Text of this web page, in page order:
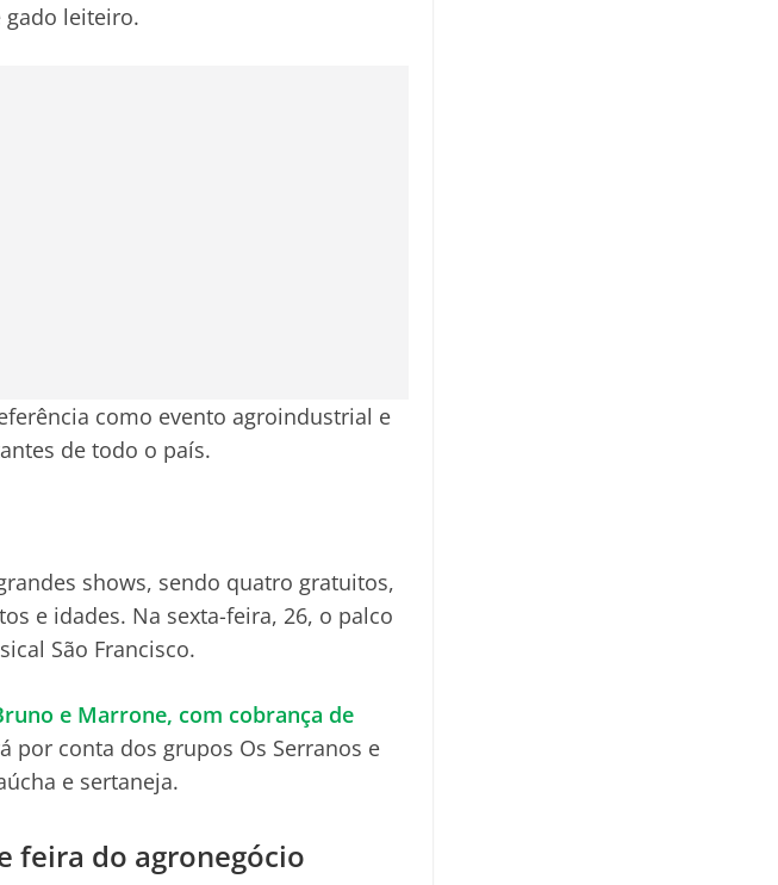
gado leiteiro.
como evento agroindustrial e
de todo o país.
shows, sendo quatro gratuitos,
e idades. Na sexta-feira, 26, o palco
São Francisco.
e Marrone, com cobrança de
por conta dos grupos Os Serranos e
e sertaneja.
feira do agronegócio